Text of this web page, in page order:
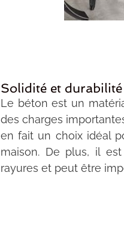
Solidité et durabilité
Le béton est un
des charges
en fait un choix idéal
maison. De plus, il
rayures et peut être